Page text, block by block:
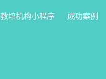
教培机构小程序 成功案例